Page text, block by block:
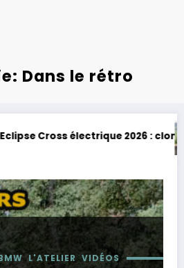
Dans le rétro
clone de Scenic !Toyota BZ4X Touring :
L'ATELIER VIDÉOS